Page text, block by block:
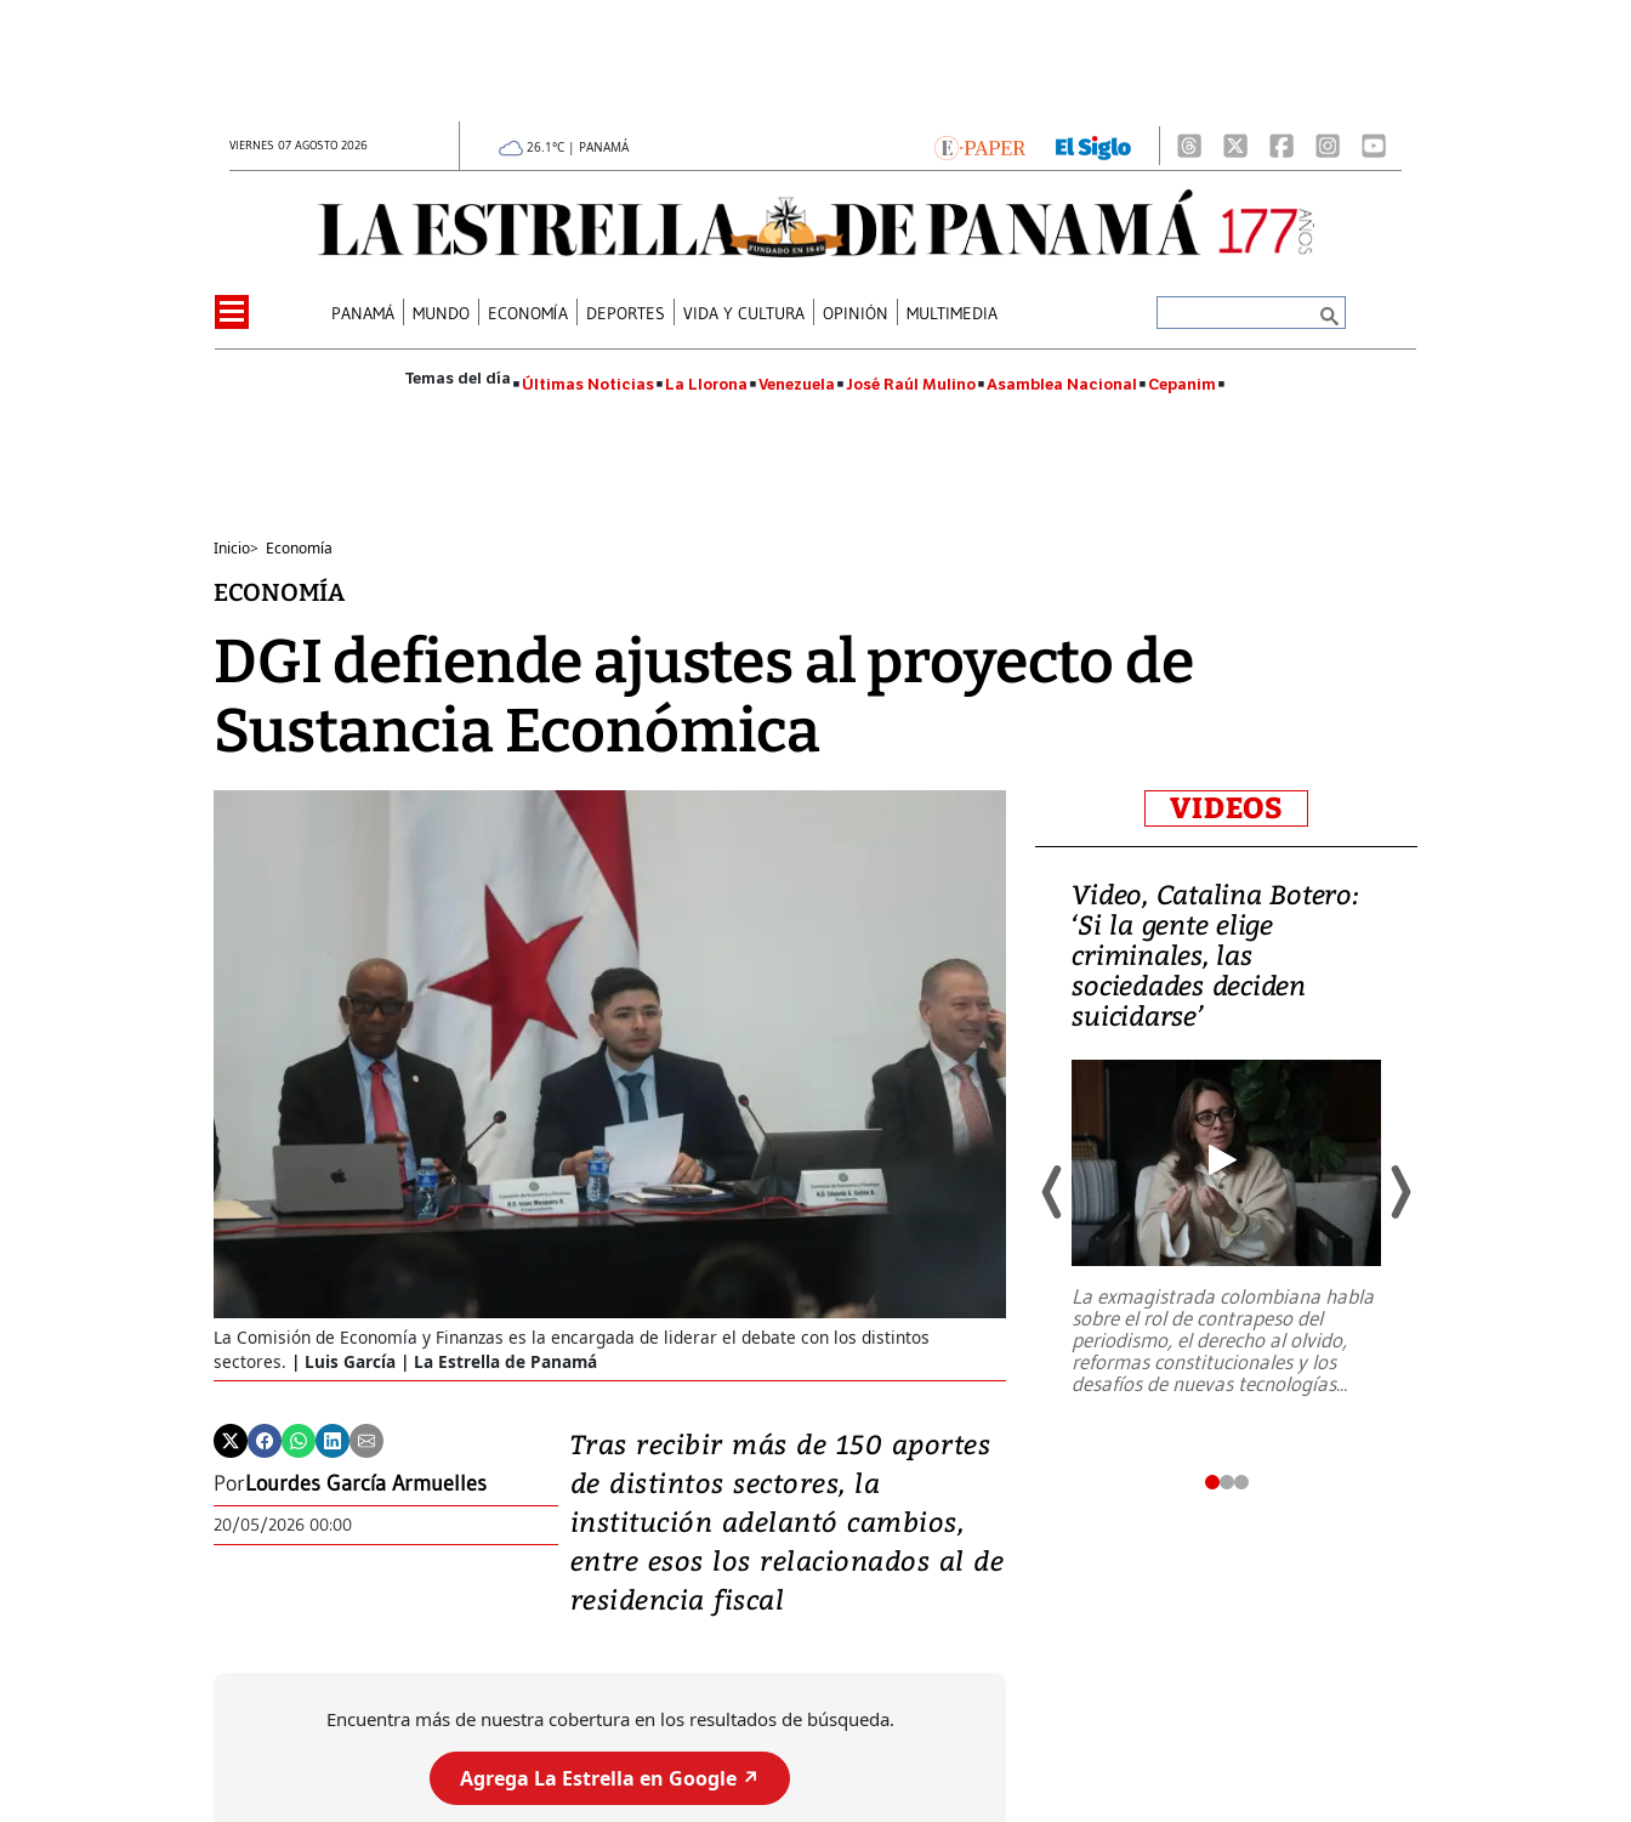
VIERNES 07 AGOSTO 2026 26.1°C | PANAMÁ
PANAMÁ MUNDO ECONOMÍA DEPORTES VIDA Y CULTURA OPINIÓN MULTIMEDIA
Últimas Noticias La Llorona Venezuela José Raúl Mulino Asamblea Nacional Cepanim
Inicio> Economía
ECONOMÍA
DGI defiende ajustes al proyecto de
Sustancia Económica
La Comisión de Economía y Finanzas es la encargada de liderar el debate con los distintos
sectores.
Luis García | La Estrella de Panamá
PorLourdes García Armuelles
20/05/2026 00:00
Tras recibir más de 150 aportes
de distintos sectores, la
institución adelantó cambios,
entre esos los relacionados al de
residencia fiscal
Encuentra más de nuestra cobertura en los resultados de búsqueda.
Agrega La Estrella en Google ↗️
VIDEOS
daños en Kumamoto
7,1 se registró este martes 28 de
al sur de Japón, provocando una
emergencia de gran...
Video, Catalina Botero:
‘Si la gente elige
criminales, las
sociedades deciden
suicidarse’
La exmagistrada colombiana habla
sobre el rol de contrapeso del
periodismo, el derecho al olvido,
reformas constitucionales y los
desafíos de nuevas tecnologías...